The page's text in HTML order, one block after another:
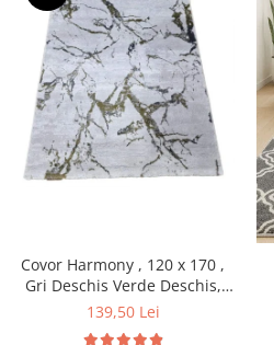
Covor Harmony , 120 x 170 ,
Gri Deschis Verde Deschis,
11902A
139,50 Lei